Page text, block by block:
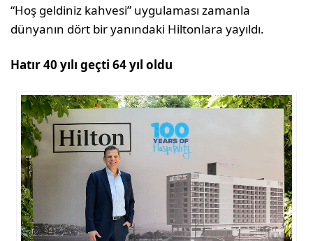
“Hoş geldiniz kahvesi” uygulaması zamanla
dünyanın dört bir yanındaki Hiltonlara yayıldı.
Hatır 40 yılı geçti 64 yıl oldu